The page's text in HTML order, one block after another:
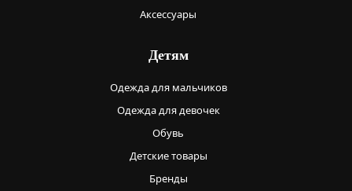
Аксессуары
Детям
Одежда для мальчиков
Одежда для девочек
Обувь
Детские товары
Бренды